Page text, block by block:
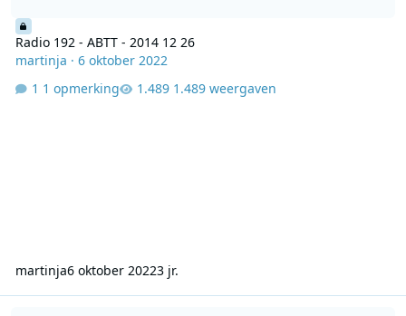
Radio 192 - ABTT - 2014 12 26
martinja · 6 oktober 2022
1 opmerking
1.489 weergaven
martinja6 oktober 20223 jr.